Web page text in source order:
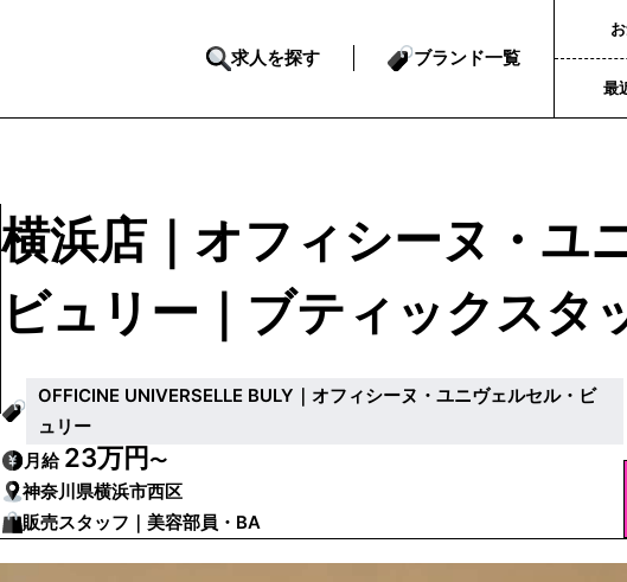
求人を探す ブランド一覧
最
横浜店｜オフィシーヌ・ユ
ビュリー｜ブティックスタ
OFFICINE UNIVERSELLE BULY｜オフィシーヌ・ユニヴェルセル・ビ
ュリー
月給 23万円〜
神奈川県横浜市西区
販売スタッフ｜美容部員・BA